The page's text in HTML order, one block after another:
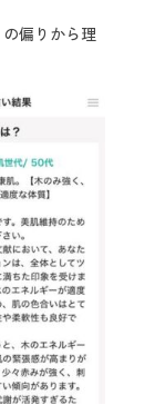
偏りから理